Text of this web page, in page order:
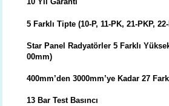
5 Farklı Tipte (10-P, 11-PK, 21-PKP,
Star Panel Radyatörler 5 Farklı
00mm)
400mm’den 3000mm’ye Kadar 27
13 Bar Test Basıncı